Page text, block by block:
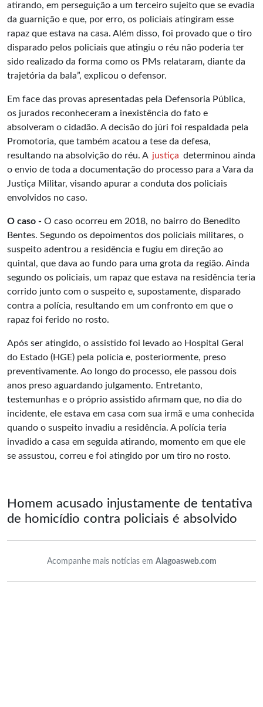
atirando, em perseguição a um terceiro sujeito que se evadia
da guarnição e que, por erro, os policiais atingiram esse
rapaz que estava na casa. Além disso, foi provado que o tiro
disparado pelos policiais que atingiu o réu não poderia ter
sido realizado da forma como os PMs relataram, diante da
trajetória da bala”, explicou o defensor.
Em face das provas apresentadas pela Defensoria Pública,
os jurados reconheceram a inexistência do fato e
absolveram o cidadão. A decisão do júri foi respaldada pela
Promotoria, que também acatou a tese da defesa,
resultando na absolvição do réu. A justiça determinou ainda
o envio de toda a documentação do processo para a Vara da
Justiça Militar, visando apurar a conduta dos policiais
envolvidos no caso.
O caso - O caso ocorreu em 2018, no bairro do Benedito
Bentes. Segundo os depoimentos dos policiais militares, o
suspeito adentrou a residência e fugiu em direção ao
quintal, que dava ao fundo para uma grota da região. Ainda
segundo os policiais, um rapaz que estava na residência teria
corrido junto com o suspeito e, supostamente, disparado
contra a polícia, resultando em um confronto em que o
rapaz foi ferido no rosto.
Após ser atingido, o assistido foi levado ao Hospital Geral
do Estado (HGE) pela polícia e, posteriormente, preso
preventivamente. Ao longo do processo, ele passou dois
anos preso aguardando julgamento. Entretanto,
testemunhas e o próprio assistido afirmam que, no dia do
incidente, ele estava em casa com sua irmã e uma conhecida
quando o suspeito invadiu a residência. A polícia teria
invadido a casa em seguida atirando, momento em que ele
se assustou, correu e foi atingido por um tiro no rosto.
Homem acusado injustamente de tentativa
de homicídio contra policiais é absolvido
Acompanhe mais notícias em Alagoasweb.com